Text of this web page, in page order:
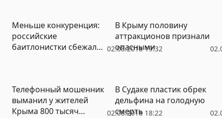
02.08.2018 19:32
Меньше конкуренция:
российские
баитлонистки сбежали
В Крыму половину
аттракционов признали
опасными
02.08.2018 18:22
Телефонный мошенник
выманил у жителей
Крыма 800 тысяч
В Судаке пластик обрек
дельфина на голодную
смерть